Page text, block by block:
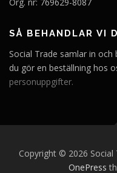
SÅ BEHANDLAR VI
Social Trade samlar in
du gör en beställning hos
personuppgifter.
Copyright © 2026
OnePress